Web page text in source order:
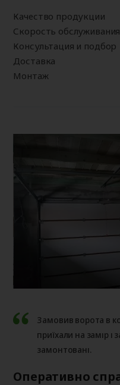
Качество продукции
Скорость обслуживания
Консультация и подбор
Доставка
Монтаж
Оперативно
Замовив ворота в
приїхали на замір
замонтовані.